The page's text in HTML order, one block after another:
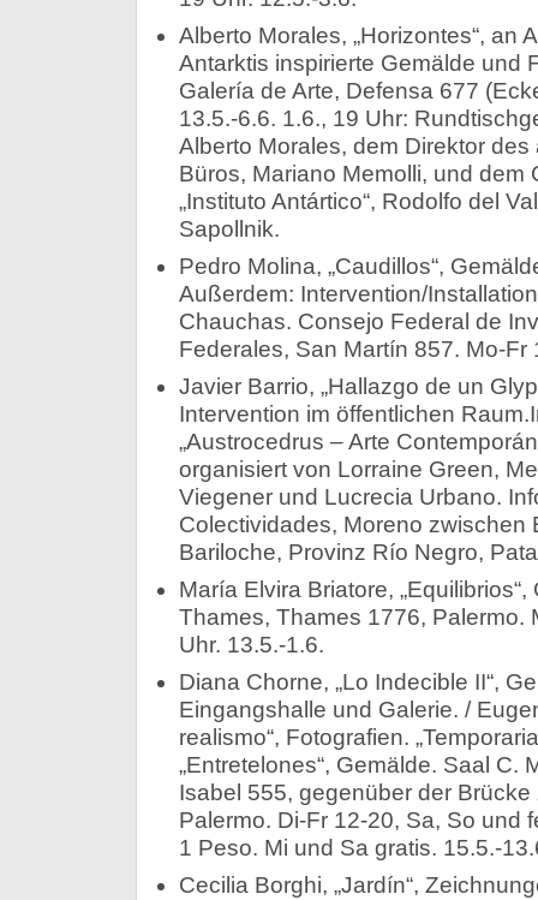
Alberto Morales, „Horizontes“, an
Antarktis inspirierte Gemälde und
Galería de Arte, Defensa 677
13.5.-6.6. 1.6., 19 Uhr:
Alberto Morales, dem Direktor
Büros, Mariano Memolli, und dem
„Instituto Antártico“, Rodolfo del
Sapollnik.
Pedro Molina, „Caudillos“,
Außerdem: Intervention/
Chauchas. Consejo Federal de
Federales, San Martín 857. Mo-Fr
Javier Barrio, „Hallazgo de un
Intervention im öffentlichen
„Austrocedrus – Arte
organisiert von Lorraine Green,
Viegener und Lucrecia Urbano.
Colectividades, Moreno zwischen
Bariloche, Provinz Río Negro,
María Elvira Briatore,
Thames, Thames 1776, Palermo.
Uhr. 13.5.-1.6.
Diana Chorne, „Lo Indecible II“,
Eingangshalle und Galerie. /
realismo“, Fotografien.
„Entretelones“, Gemälde. Saal C.
Isabel 555, gegenüber der
Palermo. Di-Fr 12-20, Sa, So und
1 Peso. Mi und Sa gratis. 15.5.-
Cecilia Borghi, „Jardín“,